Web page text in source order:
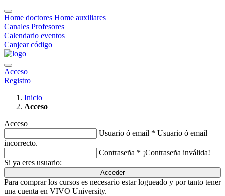
Home doctores Home auxiliares
Canales Profesores
Calendario eventos
Canjear código
Acceso
Registro
Inicio
Acceso
Acceso
Usuario ó email * Usuario ó email
incorrecto.
Contraseña * ¡Contraseña inválida!
Si ya eres usuario:
Acceder
Para comprar los cursos es necesario estar logueado y por tanto tener
una cuenta en VIVO University.